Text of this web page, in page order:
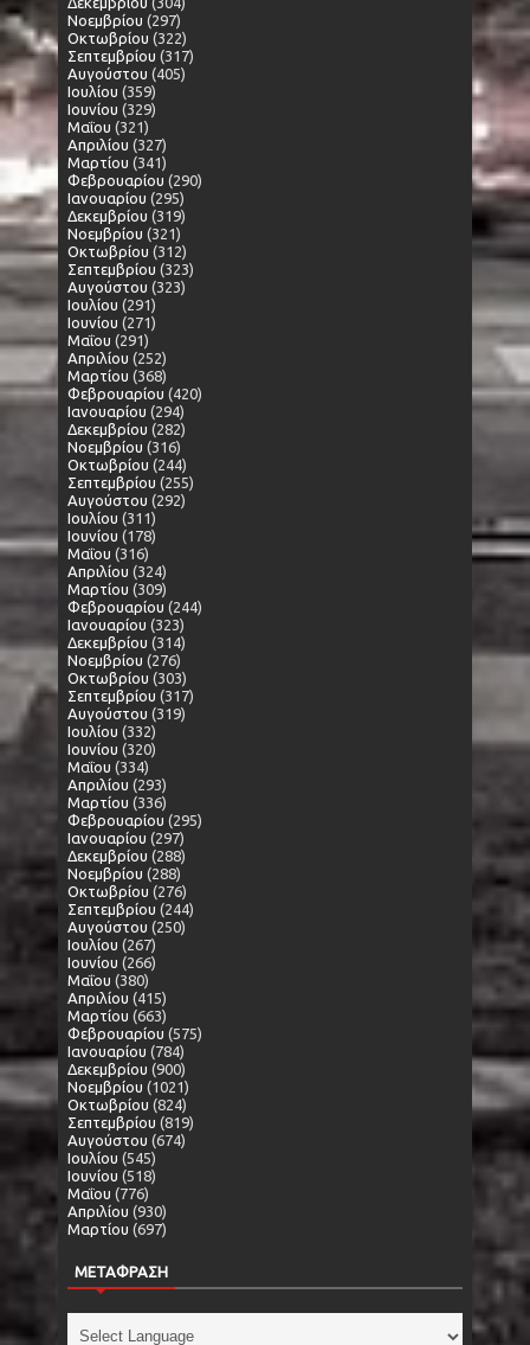
Νοεμβρίου (297)
Οκτωβρίου (322)
Σεπτεμβρίου (317)
Αυγούστου (405)
Ιουλίου (359)
Ιουνίου (329)
Μαΐου (321)
Απριλίου (327)
Μαρτίου (341)
Φεβρουαρίου (290)
Ιανουαρίου (295)
Δεκεμβρίου (319)
Νοεμβρίου (321)
Οκτωβρίου (312)
Σεπτεμβρίου (323)
Αυγούστου (323)
Ιουλίου (291)
Ιουνίου (271)
Μαΐου (291)
Απριλίου (252)
Μαρτίου (368)
Φεβρουαρίου (420)
Ιανουαρίου (294)
Δεκεμβρίου (282)
Νοεμβρίου (316)
Οκτωβρίου (244)
Σεπτεμβρίου (255)
Αυγούστου (292)
Ιουλίου (311)
Ιουνίου (178)
Μαΐου (316)
Απριλίου (324)
Μαρτίου (309)
Φεβρουαρίου (244)
Ιανουαρίου (323)
Δεκεμβρίου (314)
Νοεμβρίου (276)
Οκτωβρίου (303)
Σεπτεμβρίου (317)
Αυγούστου (319)
Ιουλίου (332)
Ιουνίου (320)
Μαΐου (334)
Απριλίου (293)
Μαρτίου (336)
Φεβρουαρίου (295)
Ιανουαρίου (297)
Δεκεμβρίου (288)
Νοεμβρίου (288)
Οκτωβρίου (276)
Σεπτεμβρίου (244)
Αυγούστου (250)
Ιουλίου (267)
Ιουνίου (266)
Μαΐου (380)
Απριλίου (415)
Μαρτίου (663)
Φεβρουαρίου (575)
Ιανουαρίου (784)
Δεκεμβρίου (900)
Νοεμβρίου (1021)
Οκτωβρίου (824)
Σεπτεμβρίου (819)
Αυγούστου (674)
Ιουλίου (545)
Ιουνίου (518)
Μαΐου (776)
Απριλίου (930)
Μαρτίου (697)
ΜΕΤΑΦΡΑΣΗ